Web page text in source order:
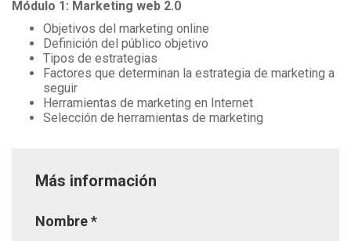
Módulo 1: Marketing web 2.0
Objetivos del marketing online
Definición del público objetivo
Tipos de estrategias
Factores que determinan la estrategia de marketing a
seguir
Herramientas de marketing en Internet
Selección de herramientas de marketing
Más información
Nombre*